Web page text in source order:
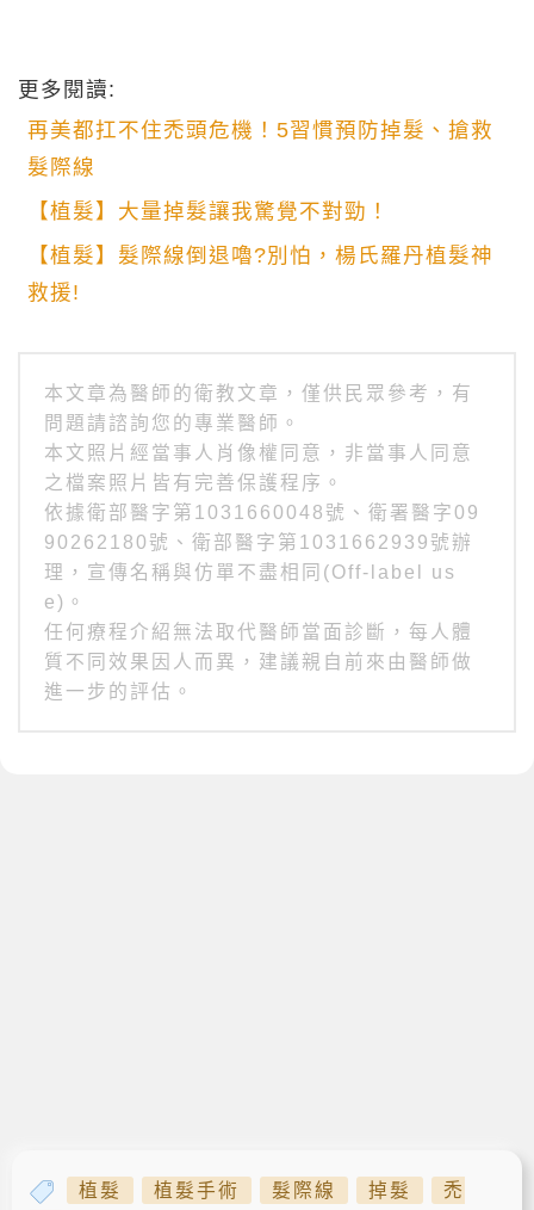
更多閱讀:
再美都扛不住禿頭危機！5習慣預防掉髮、搶救
髮際線
【植髮】大量掉髮讓我驚覺不對勁！
【植髮】髮際線倒退嚕?別怕，楊氏羅丹植髮神
救援!
本文章為醫師的衛教文章，僅供民眾參考，有
問題請諮詢您的專業醫師。
本文照片經當事人肖像權同意，非當事人同意
之檔案照片皆有完善保護程序。
依據衛部醫字第1031660048號、衛署醫字09
90262180號、衛部醫字第1031662939號辦
理，宣傳名稱與仿單不盡相同(Off-label us
e)。
任何療程介紹無法取代醫師當面診斷，每人體
質不同效果因人而異，建議親自前來由醫師做
進一步的評估。
植髮 植髮手術 髮際線 掉髮
禿